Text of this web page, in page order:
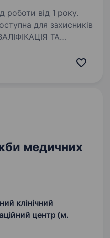
роботи від 1 року.
Досвід
медичних
клінічний
центр (м.